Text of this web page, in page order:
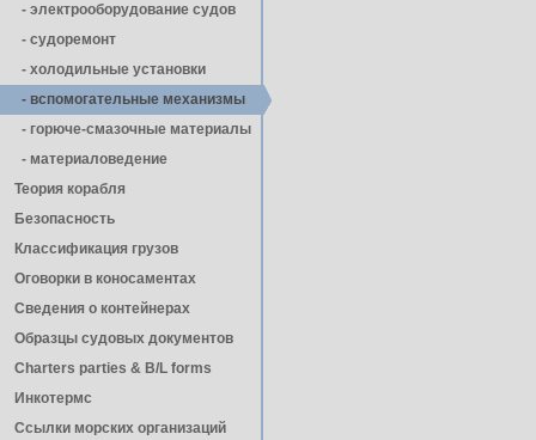
- электрооборудование судов
- cудоремонт
- холодильные установки
- вспомогательные механизмы
- горюче-смазочные материалы
- материаловедение
Теория корабля
Безопасность
Классификация грузов
Оговорки в коносаментах
Сведения о контейнерах
Образцы судовых документов
Charters parties & B/L forms
Инкотермс
Ссылки морских организаций